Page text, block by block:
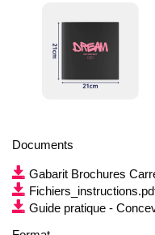
Documents
Gabarit Brochures
Guide pratique -